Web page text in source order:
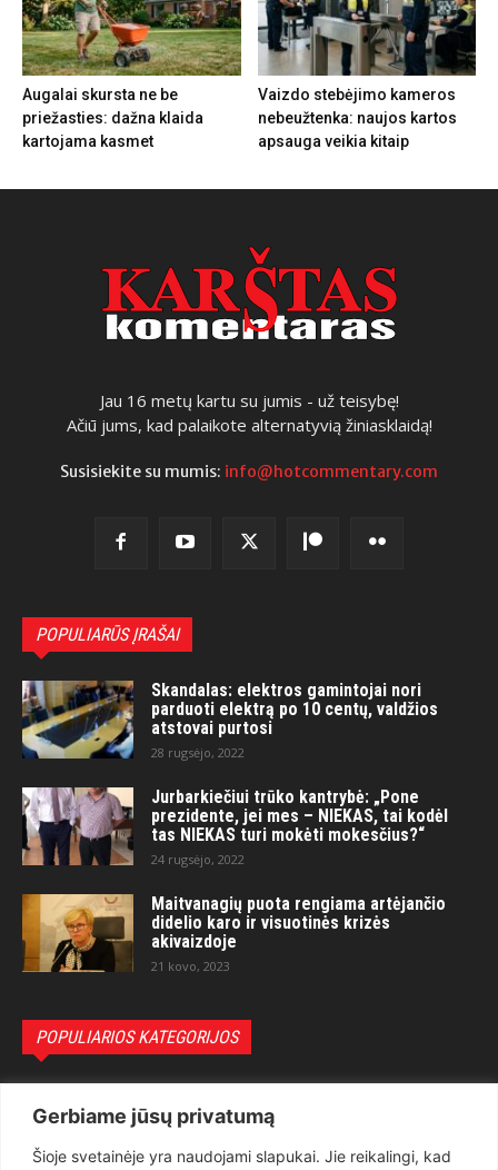
Gerbiame jūsų privatumą
Šioje svetainėje yra naudojami slapukai. Jie reikalingi, kad
Augalai skursta ne be
priežasties: dažna klaida
kartojama kasmet
Vaizdo stebėjimo kameros
nebeužtenka: naujos kartos
apsauga veikia kitaip
Jau 16 metų kartu su jumis - už teisybę!
Ačiū jums, kad palaikote alternatyvią žiniasklaidą!
Susisiekite su mumis: info@hotcommentary.com
POPULIARŪS ĮRAŠAI
Skandalas: elektros gamintojai nori
parduoti elektrą po 10 centų, valdžios
atstovai purtosi
28 rugsėjo, 2022
Jurbarkiečiui trūko kantrybė: „Pone
prezidente, jei mes – NIEKAS, tai kodėl
tas NIEKAS turi mokėti mokesčius?“
24 rugsėjo, 2022
Maitvanagių puota rengiama artėjančio
didelio karo ir visuotinės krizės
akivaizdoje
21 kovo, 2023
POPULIARIOS KATEGORIJOS